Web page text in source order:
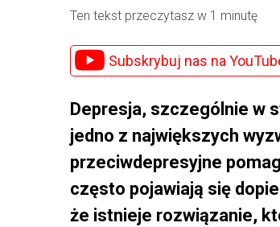
Ten tekst przeczytasz w 1 minutę
Subskrybuj nas na
Depresja, szczególnie w
jedno z największych
przeciwdepresyjne
często pojawiają się
że istnieje rozwiązanie,